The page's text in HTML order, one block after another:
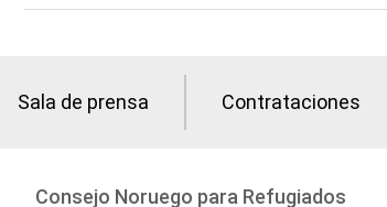
Sala de prensa Contrataciones
Consejo Noruego para Refugiados